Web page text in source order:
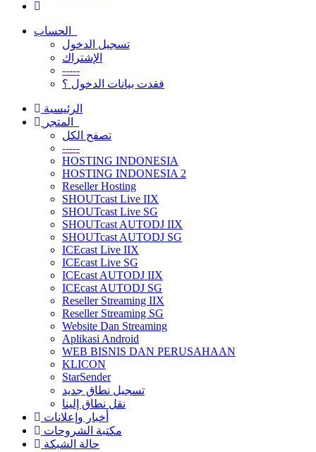
تسجيل الدخول
الإشتراك
-----
فقدت بيانات الدخول ؟
الرئيسية
تصفح الكل
-----
HOSTING INDONESIA
HOSTING INDONESIA 2
Reseller Hosting
SHOUTcast Live IIX
SHOUTcast Live SG
SHOUTcast AUTODJ IIX
SHOUTcast AUTODJ SG
ICEcast Live IIX
ICEcast Live SG
ICEcast AUTODJ IIX
ICEcast AUTODJ SG
Reseller Streaming IIX
Reseller Streaming SG
Website Dan Streaming
Aplikasi Android
WEB BISNIS DAN PERUSAHAAN
KLICON
StarSender
تسجيل نطاق جديد
نقل نطاق إلينا
أخبار وإعلانات
مكتبة الشروحات
حالة الشبكة